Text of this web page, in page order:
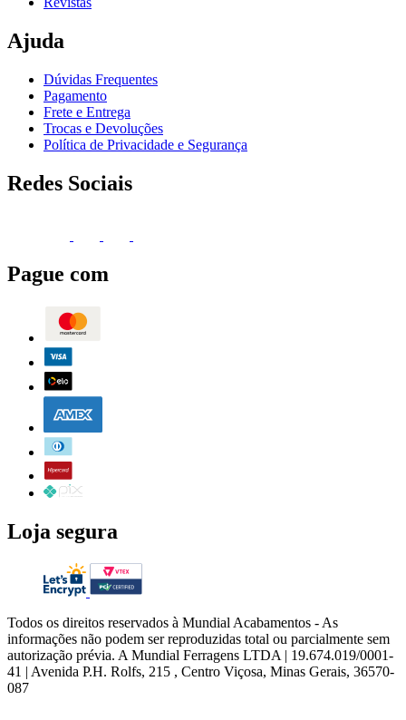
Ajuda
Dúvidas Frequentes
Pagamento
Frete e Entrega
Trocas e Devoluções
Política de Privacidade e Segurança
Redes Sociais
Pague com
Loja segura
Todos os direitos reservados à Mundial Acabamentos - As
informações não podem ser reproduzidas total ou parcialmente sem
autorização prévia. A Mundial Ferragens LTDA | 19.674.019/0001-
41 | Avenida P.H. Rolfs, 215 , Centro Viçosa, Minas Gerais, 36570-
087